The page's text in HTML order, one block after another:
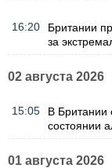
16:20
Британии
за
02 августа 2026
15:05
В Британии
состоянии
01 августа 2026